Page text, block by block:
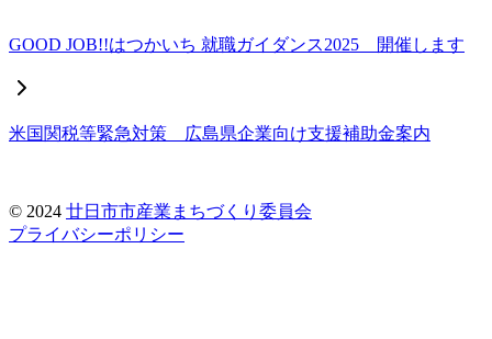
GOOD JOB!!はつかいち 就職ガイダンス2025 開催します
米国関税等緊急対策 広島県企業向け支援補助金案内
© 2024 廿日市市産業まちづくり委員会
プライバシーポリシー